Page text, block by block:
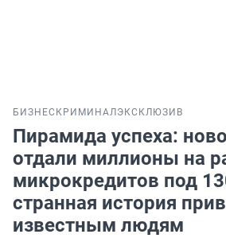
БИЗНЕС КРИМИНАЛ ЭКСКЛЮЗИВ
Пирамида успеха:
отдали миллионы на
микрокредитов под
странная история
известным людям